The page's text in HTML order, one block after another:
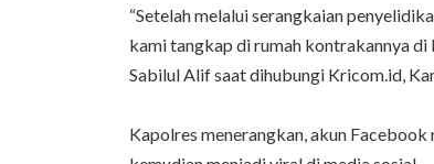
“Setelah melalui serangkaian
kami tangkap di rumah kontrakannya
Sabilul Alif saat dihubungi Kricom.id,
Kapolres menerangkan, akun